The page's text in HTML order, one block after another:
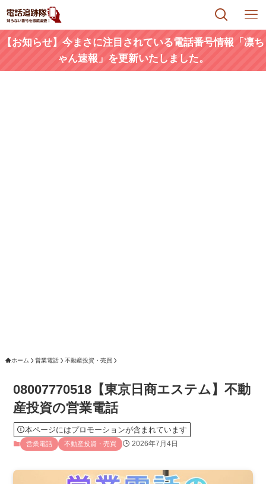
【お知らせ】今まさに注目されている電話番号情報「凛ち
ゃん速報」を更新いたしました。
ホーム 営業電話 不動産投資・売買
08007770518【東京日商エステム】不動
産投資の営業電話
本ページにはプロモーションが含まれています
営業電話 不動産投資・売買 2026年7月4日